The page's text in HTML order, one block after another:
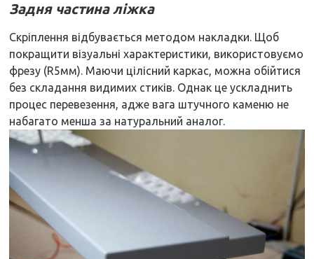
Задня частина ліжка
Скріплення відбувається методом накладки. Щоб
покращити візуальні характеристики, використовуємо
фрезу (R5мм). Маючи цілісний каркас, можна обійтися
без складання видимих стиків. Однак це ускладнить
процес перевезення, адже вага штучного каменю не
набагато менша за натуральний аналог.